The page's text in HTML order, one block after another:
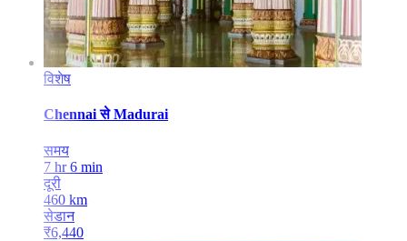
विशेष
Chennai से Madurai
समय
7 hr 6 min
दूरी
460 km
सेडान
₹6,440